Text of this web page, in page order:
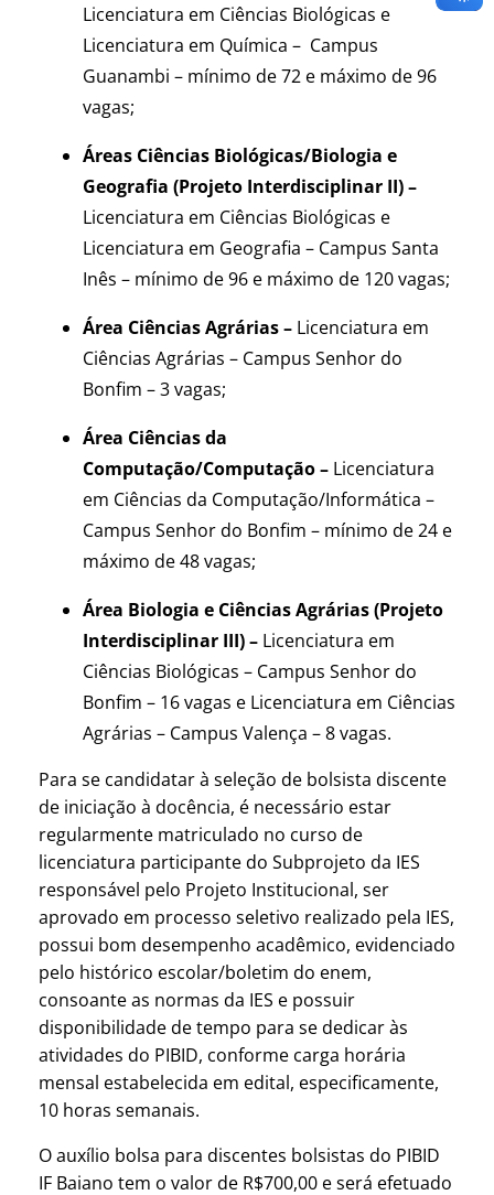
Licenciatura em Ciências Biológicas e
Licenciatura em Química – Campus
Guanambi – mínimo de 72 e máximo de 96
vagas;
Áreas Ciências Biológicas/Biologia e
Geografia (Projeto Interdisciplinar II) –
Licenciatura em Ciências Biológicas e
Licenciatura em Geografia – Campus Santa
Inês – mínimo de 96 e máximo de 120 vagas;
Área Ciências Agrárias– Licenciatura em
Ciências Agrárias – Campus Senhor do
Bonfim – 3 vagas;
Área Ciências da
Computação/Computação – Licenciatura
em Ciências da Computação/Informática –
Campus Senhor do Bonfim – mínimo de 24 e
máximo de 48 vagas;
Área Biologia e Ciências Agrárias (Projeto
Interdisciplinar III) – Licenciatura em
Ciências Biológicas – Campus Senhor do
Bonfim – 16 vagas e Licenciatura em Ciências
Agrárias – Campus Valença – 8 vagas.
Para se candidatar à seleção de bolsista discente
de iniciação à docência, é necessário estar
regularmente matriculado no curso de
licenciatura participante do Subprojeto da IES
responsável pelo Projeto Institucional, ser
aprovado em processo seletivo realizado pela IES,
possui bom desempenho acadêmico, evidenciado
pelo histórico escolar/boletim do enem,
consoante as normas da IES e possuir
disponibilidade de tempo para se dedicar às
atividades do PIBID, conforme carga horária
mensal estabelecida em edital, especificamente,
10 horas semanais.
O auxílio bolsa para discentes bolsistas do PIBID
IF Baiano tem o valor de R$700,00 e será efetuado